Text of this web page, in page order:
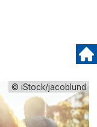
© iStock/jacoblund